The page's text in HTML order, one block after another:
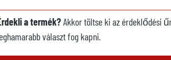
a termék?Akkor töltse ki az érdeklődési
választ fog kapni.